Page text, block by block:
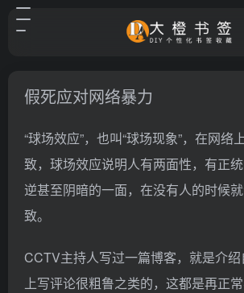
假死应对网络暴力
“球场效应”，也叫“球场现象”，在网络
致，球场效应说明人有两面性，有正
逆甚至阴暗的一面，在没有人的时候
致。
CCTV主持人写过一篇博客，就是介
上写评论很粗鲁之类的，这都是再正